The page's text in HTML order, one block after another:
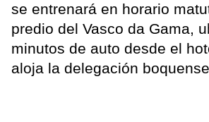
se entrenará en horario
predio del Vasco da Gama,
minutos de auto desde el
aloja la delegación